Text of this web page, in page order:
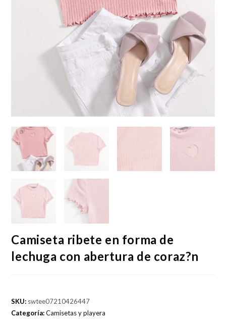
Camiseta ribete en forma de
lechuga con abertura de coraz?n
SKU: swtee07210426447
Categoría:Camisetas y playera